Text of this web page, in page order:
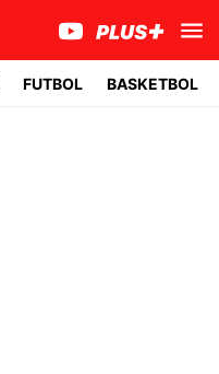
FUTBOL BASKETBOL